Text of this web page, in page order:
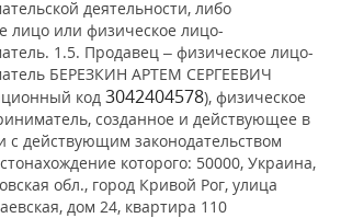
деятельности, либо
лицо или физическое лицо-
1.5. Продавец – физическое лицо-
БЕРЕЗКИН АРТЕМ СЕРГЕЕВИЧ
код 3042404578), физическое
созданное и действующее в
с действующим законодательством
которого: 50000, Украина,
обл., город Кривой Рог, улица
дом 24, квартира 110